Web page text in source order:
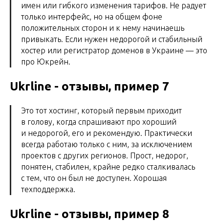
имен или гибкого изменения тарифов. Не радует
только интерфейс, но на общем фоне
положительных сторон и к нему начинаешь
привыкать. Если нужен недорогой и стабильный
хостер или регистратор доменов в Украине — это
про Юкрейн.
Ukrline - отзывы, пример 7
Это тот хостинг, который первым приходит
в голову, когда спрашивают про хороший
и недорогой, его и рекомендую. Практически
всегда работаю только с ним, за исключением
проектов с других регионов. Прост, недорог,
понятен, стабилен, крайне редко сталкивалась
с тем, что он был не доступен. Хорошая
техподдержка.
Ukrline - отзывы, пример 8